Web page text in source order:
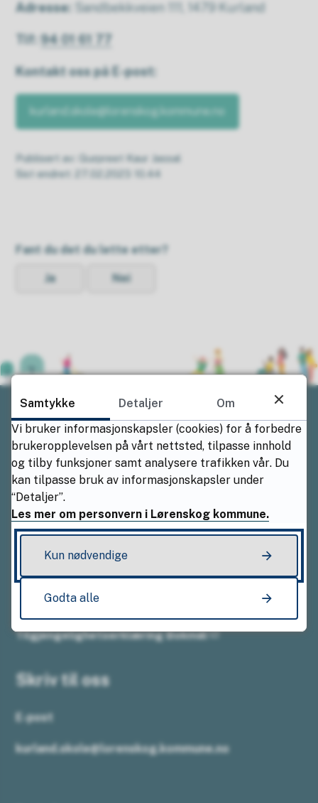
Adresse: Sandbekkveien 111, 1479 Kurland
Tlf: 94 01 61 77
Kontakt oss på E-post:
kurland.skole@lorenskog.kommune.no
Publisert av
Gurpreet Kaur Jassal
Sist endret
27.02.2023 10.44
Fant du det du lette etter?
Ja Nei
Ring oss
Sentralbordet
94 01 61 77
Åpningstider
Mandag–fredag kl. 08.00–15.30
Tilgjengelighetserklæring Bokmål
Skriv til oss
E-post
kurland.skole@lorenskog.kommune.no
Samtykke Detaljer
Om
Vi bruker informasjonskapsler (cookies) for å forbedre
brukeropplevelsen på vårt nettsted, tilpasse innhold
og tilby funksjoner samt analysere trafikken vår. Du
kan tilpasse bruk av informasjonskapsler under
“Detaljer”.
Les mer om personvern i Lørenskog kommune.
Kun nødvendige
Godta alle